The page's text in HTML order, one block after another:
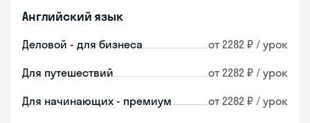
Английский язык
Деловой - для бизнеса от 2282 ₽ / урок
Для путешествий от 2282 ₽ / урок
Для начинающих - премиум от 2282 ₽ / урок